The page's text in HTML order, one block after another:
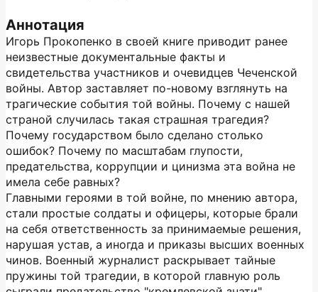
Аннотация
Игорь Прокопенко в своей книге приводит ранее
неизвестные документальные факты и
свидетельства участников и очевидцев Чеченской
войны. Автор заставляет по-новому взглянуть на
трагические события той войны. Почему с нашей
страной случилась такая страшная трагедия?
Почему государством было сделано столько
ошибок? Почему по масштабам глупости,
предательства, коррупции и цинизма эта война не
имела себе равных?
Главными героями в той войне, по мнению автора,
стали простые солдаты и офицеры, которые брали
на себя ответственность за принимаемые решения,
нарушая устав, а иногда и приказы высших военных
чинов. Военный журналист раскрывает тайные
пружины той трагедии, в которой главную роль